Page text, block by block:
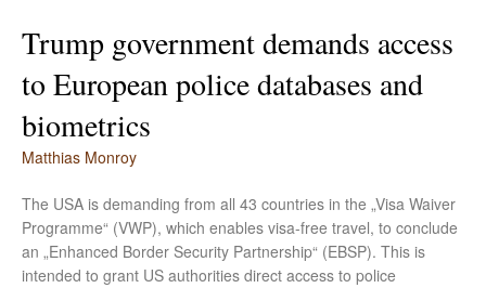
Trump government demands access
to European police databases and
biometrics
Matthias Monroy
The USA is demanding from all 43 countries in the „Visa Waiver
Programme“ (VWP), which enables visa-free travel, to conclude
an „Enhanced Border Security Partnership“ (EBSP). This is
intended to grant US authorities direct access to police